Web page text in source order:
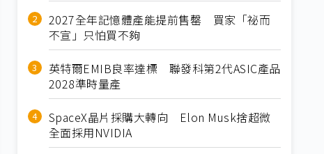
2027全年記憶體產能提前售罄 買家「祕而
不宣」只怕買不夠
英特爾EMIB良率達標 聯發科第2代ASIC產品
2028準時量產
SpaceX晶片採購大轉向 Elon Musk捨超微
全面採用NVIDIA